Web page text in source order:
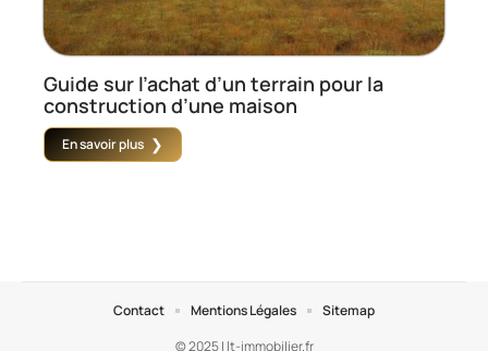
Guide sur l’achat d’un terrain pour la
construction d’une maison
En savoir plus
© 2025 | lt-immobilier.fr
Contact Mentions Légales Sitemap